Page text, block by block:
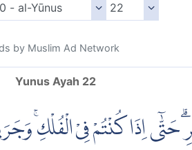
by Muslim Ad Network
Yunus Ayah 22
حَتّٰٓى اِذَا كُنْتُمْ فِىْ الْفُلْكِۚ